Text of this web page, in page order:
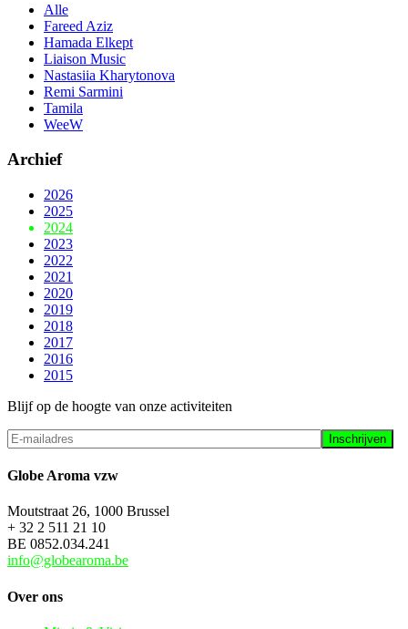
Alle
Fareed Aziz
Hamada Elkept
Liaison Music
Nastasiia Kharytonova
Remi Sarmini
Tamila
WeeW
Archief
2026
2025
2024
2023
2022
2021
2020
2019
2018
2017
2016
2015
Blijf op de hoogte van onze activiteiten
Globe Aroma vzw
Moutstraat 26, 1000 Brussel
+ 32 2 511 21 10
BE 0852.034.241
info@globearoma.be
Over ons